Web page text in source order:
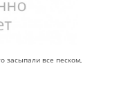
засыпали все песком,